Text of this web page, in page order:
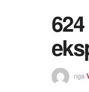
nga